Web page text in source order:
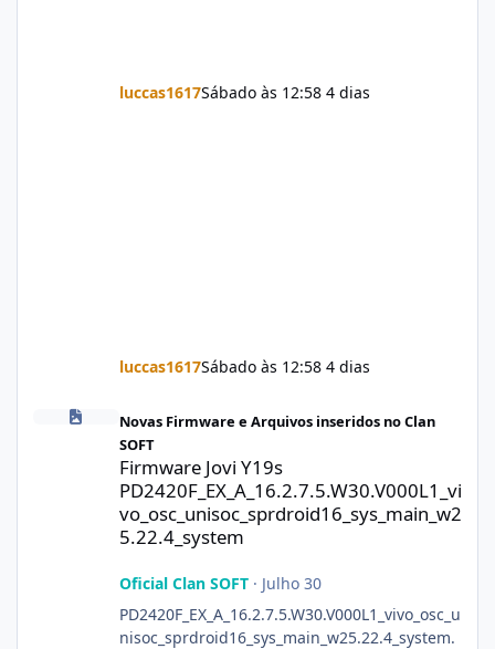
luccas1617Sábado às 12:58 4 dias
luccas1617Sábado às 12:58 4 dias
Firmware Jovi Y19s
Novas Firmware e Arquivos inseridos no Clan
SOFT
Firmware Jovi Y19s
PD2420F_EX_A_16.2.7.5.W30.V000L1_vi
vo_osc_unisoc_sprdroid16_sys_main_w2
5.22.4_system
Oficial Clan SOFT· Julho 30
PD2420F_EX_A_16.2.7.5.W30.V000L1_vivo_osc_u
nisoc_sprdroid16_sys_main_w25.22.4_system.